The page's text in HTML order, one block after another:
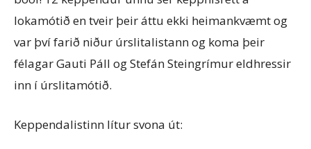
lokamótið en tveir þeir áttu ekki heimankvæmt og
var því farið niður úrslitalistann og koma þeir
félagar Gauti Páll og Stefán Steingrímur eldhressir
inn í úrslitamótið.
Keppendalistinn lítur svona út: